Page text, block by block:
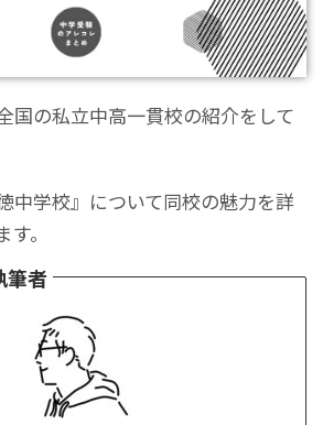
国の私立中高一貫校の紹介をして
中学校』について同校の魅力を詳
。
筆者